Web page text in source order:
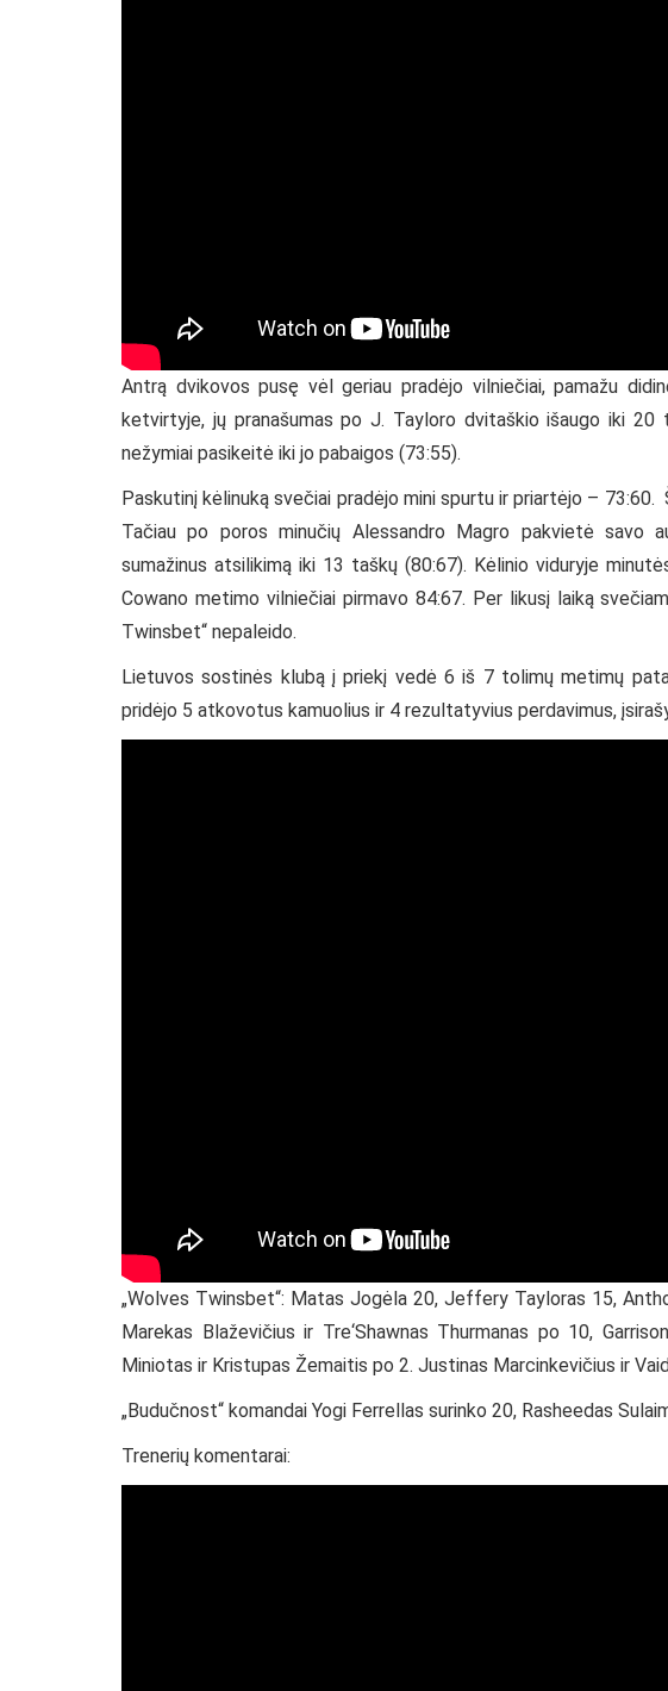
Antrą dvikovos pusę vėl geriau pradėjo vilniečiai, pamažu
ketvirtyje, jų pranašumas po J. Tayloro dvitaškio išaugo iki
nežymiai pasikeitė iki jo pabaigos (73:55).
Paskutinį kėlinuką svečiai pradėjo mini spurtu ir priartėjo – 73:60.
Tačiau po poros minučių Alessandro Magro pakvietė savo
sumažinus atsilikimą iki 13 taškų (80:67). Kėlinio viduryje
Cowano metimo vilniečiai pirmavo 84:67. Per likusį laiką
Twinsbet“ nepaleido.
Lietuvos sostinės klubą į priekį vedė 6 iš 7 tolimų metimų
pridėjo 5 atkovotus kamuolius ir 4 rezultatyvius perdavimus,
„Wolves Twinsbet“: Matas Jogėla 20, Jeffery Tayloras 15,
Marekas Blaževičius ir Tre‘Shawnas Thurmanas po 10,
Miniotas ir Kristupas Žemaitis po 2. Justinas Marcinkevičius ir
„Budučnost“ komandai Yogi Ferrellas surinko 20, Rasheedas
Trenerių komentarai: